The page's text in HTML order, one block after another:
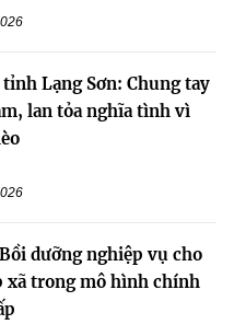
Lạng Sơn: Chung tay
lan tỏa nghĩa tình vì
dưỡng nghiệp vụ cho
xã trong mô hình chính